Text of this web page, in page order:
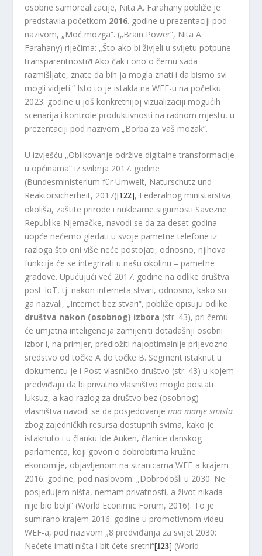
osobne samorealizacije, Nita A. Farahany pobliže je
predstavila početkom 2016. godine u prezentaciji pod
nazivom, „Moć mozga“. („Brain Power“, Nita A.
Farahany) riječima: „Što ako bi živjeli u svijetu potpune
transparentnosti?! Ako čak i ono o čemu sada
razmišljate, znate da bih ja mogla znati i da bismo svi
mogli vidjeti.“ Isto to je istakla na WEF-u na početku
2023. godine u još konkretnijoj vizualizaciji mogućih
scenarija i kontrole produktivnosti na radnom mjestu, u
prezentaciji pod nazivom „Borba za vaš mozak“.
U izvješću „Oblikovanje održive digitalne transformacije
u općinama“ iz svibnja 2017. godine
(Bundesministerium für Umwelt, Naturschutz und
Reaktorsicherheit, 2017)[122], Federalnog ministarstva
okoliša, zaštite prirode i nuklearne sigurnosti Savezne
Republike Njemačke, navodi se da za deset godina
uopće nećemo gledati u svoje pametne telefone iz
razloga što oni više neće postojati, odnosno, njihova
funkcija će se integrirati u našu okolinu – pametne
gradove. Upućujući već 2017. godine na odlike društva
post-IoT, tj. nakon interneta stvari, odnosno, kako su
ga nazvali, „Internet bez stvari“, pobliže opisuju odlike
društva nakon (osobnog) izbora (str. 43), pri čemu
će umjetna inteligencija zamijeniti dotadašnji osobni
izbor i, na primjer, predložiti najoptimalnije prijevozno
sredstvo od točke A do točke B. Segment istaknut u
dokumentu je i Post-vlasničko društvo (str. 43) u kojem
predviđaju da bi privatno vlasništvo moglo postati
luksuz, a kao razlog za društvo bez (osobnog)
vlasništva navodi se da posjedovanjeima manje smisla
zbog zajedničkih resursa dostupnih svima, kako je
istaknuto i u članku Ide Auken, članice danskog
parlamenta, koji govori o dobrobitima kružne
ekonomije, objavljenom na stranicama WEF-a krajem
2016. godine, pod naslovom: „Dobrodošli u 2030. Ne
posjedujem ništa, nemam privatnosti, a život nikada
nije bio bolji“ (World Econimic Forum, 2016). To je
sumirano krajem 2016. godine u promotivnom videu
WEF-a, pod nazivom „8 predviđanja za svijet 2030:
Nećete imati ništa i bit ćete sretni“[123] (World